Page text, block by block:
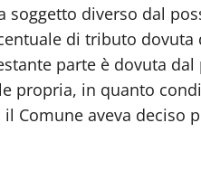
diverso dal
di tributo dovuta
parte è dovuta
propria, in quanto
Comune aveva deciso